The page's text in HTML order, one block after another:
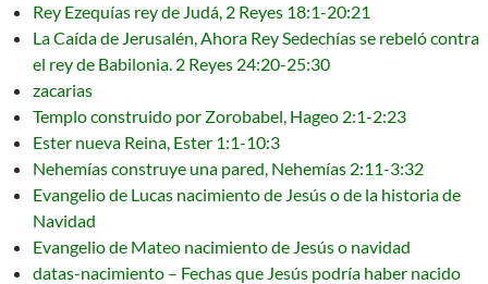
Rey Ezequías rey de Judá, 2 Reyes 18:1-20:21
La Caída de Jerusalén, Ahora Rey Sedechías se rebeló contra
el rey de Babilonia. 2 Reyes 24:20-25:30
zacarias
Templo construido por Zorobabel, Hageo 2:1-2:23
Ester nueva Reina, Ester 1:1-10:3
Nehemías construye una pared, Nehemías 2:11-3:32
Evangelio de Lucas nacimiento de Jesús o de la historia de
Navidad
Evangelio de Mateo nacimiento de Jesús o navidad
datas-nacimiento – Fechas que Jesús podría haber nacido